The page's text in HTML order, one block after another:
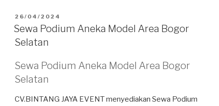
DIPOSKAN
PADA
26/04/2024
Sewa Podium Aneka Model Area Bogor
Selatan
Sewa Podium Aneka Model Area Bogor
Selatan
CV.BINTANG JAYA EVENT menyediakan Sewa Podium